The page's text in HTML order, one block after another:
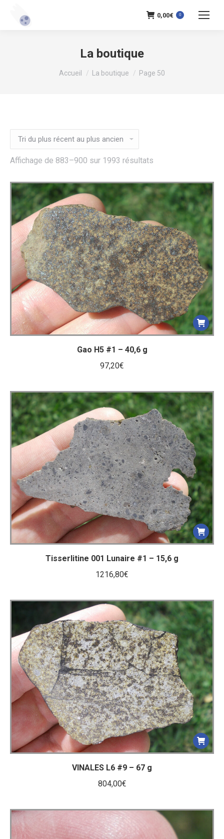
0,00€ 0
La boutique
Vous êtes ici :
Accueil La boutique Page 50
Affichage de 883–900 sur 1993 résultats
plus
récent
au
plus
ancien
Gao H5 #1 – 40,6 g
97,20€
Tisserlitine 001 Lunaire #1 – 15,6 g
1216,80€
VINALES L6 #9 – 67 g
804,00€